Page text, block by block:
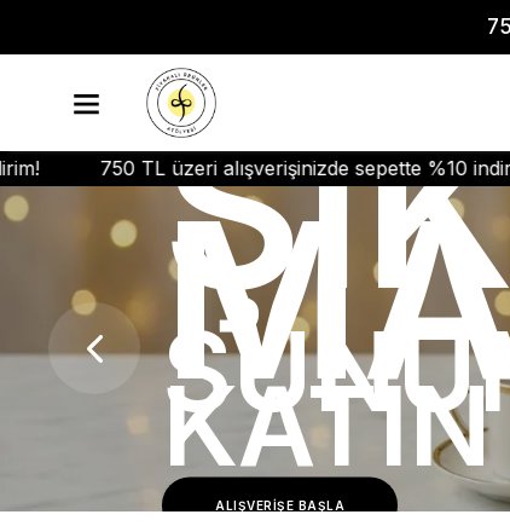
alışverişinizde sepette %10 indirim! 750 TL üzeri
KATIN
ALIŞVERİŞE BAŞLA